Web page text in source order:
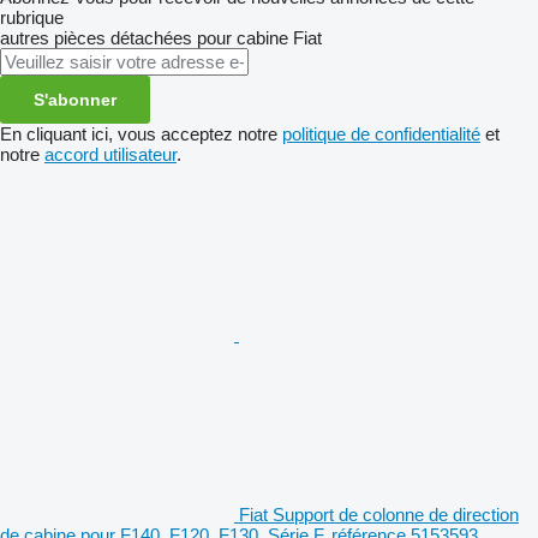
rubrique
autres pièces détachées pour cabine Fiat
S'abonner
En cliquant ici, vous acceptez notre politique de confidentialité et
notre accord utilisateur.
Fiat Support de colonne de direction